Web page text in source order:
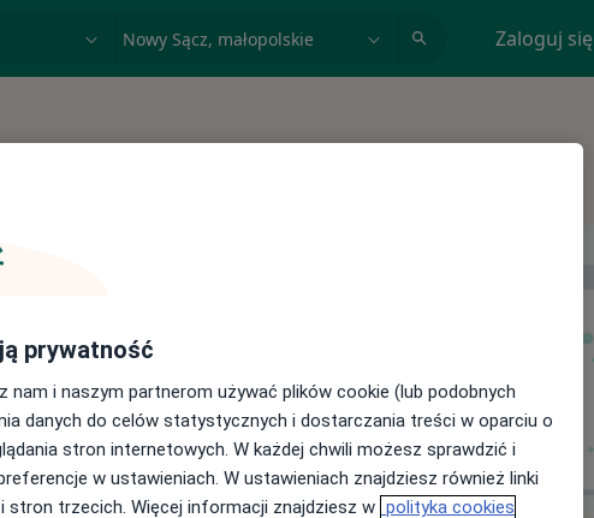
Zaloguj się
podane kryteria
online ze specjalistami z
prywatność
nam i naszym partnerom używać plików cookie (lub podobnych
danych do celów statystycznych i dostarczania treści w oparciu o
stron internetowych. W każdej chwili możesz sprawdzić i
w ustawieniach. W ustawieniach znajdziesz również linki
stron trzecich. Więcej informacji znajdziesz w polityka cookies